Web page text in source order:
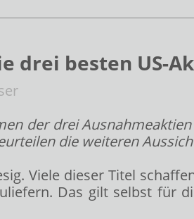
drei besten US-
der drei
die weiteren
Viele dieser Titel
Das gilt selbst für